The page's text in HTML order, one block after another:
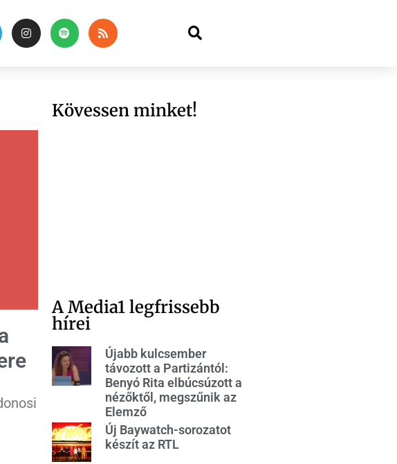
Kövessen minket!
A Media1 legfrissebb
hírei
Újabb kulcsember
távozott a Partizántól:
Benyó Rita elbúcsúzott a
nézőktől, megszűnik az
Elemző
Új Baywatch-sorozatot
készít az RTL